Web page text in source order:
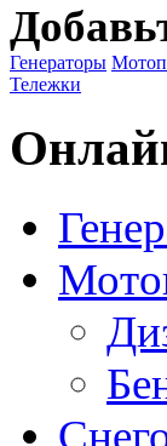
Генераторы
Тележки